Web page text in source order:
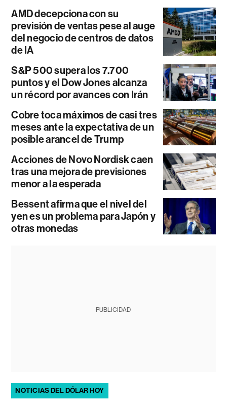
AMD decepciona con su
previsión de ventas pese al auge
del negocio de centros de datos
de IA
S&P 500 supera los 7.700
puntos y el Dow Jones alcanza
un récord por avances con Irán
Cobre toca máximos de casi tres
meses ante la expectativa de un
posible arancel de Trump
Acciones de Novo Nordisk caen
tras una mejora de previsiones
menor a la esperada
Bessent afirma que el nivel del
yen es un problema para Japón y
otras monedas
PUBLICIDAD
NOTICIAS DEL DÓLAR HOY